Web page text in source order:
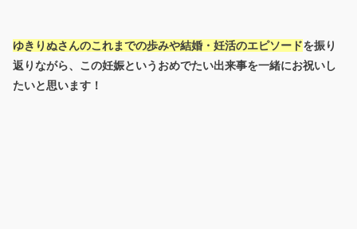
ゆきりぬさんのこれまでの歩みや結婚・妊活のエピソードを振り
返りながら、この妊娠というおめでたい出来事を一緒にお祝いし
たいと思います！